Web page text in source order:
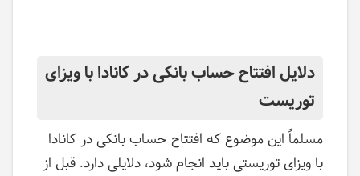
دلایل افتتاح حساب بانکی در کانادا با ویزای
توریست
مسلماً این موضوع که افتتاح حساب بانکی در کانادا
با ویزای توریستی باید انجام شود، دلایلی دارد. قبل از